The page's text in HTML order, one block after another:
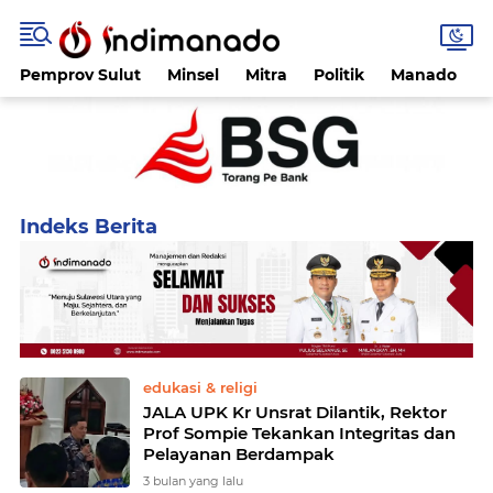
Pemprov Sulut Minsel Mitra Politik Manado
edukasi & religi
JALA UPK Kr Unsrat Dilantik, Rektor
Prof Sompie Tekankan Integritas dan
Pelayanan Berdampak
3 bulan yang lalu